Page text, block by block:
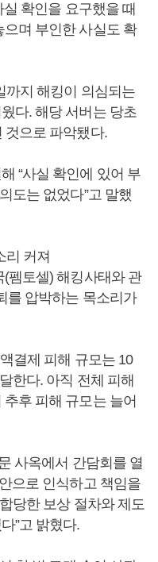
확인을 요구했을 때
며 부인한 사실도 확
까지 해킹이 의심되는
다. 해당 서버는 당초
것으로 파악됐다.
“사실 확인에 있어 부
도는 없었다”고 말했
리 커져
펨토셀) 해킹사태와 관
를 압박하는 목소리가
결제 피해 규모는 10
한다. 아직 전체 피해
후 피해 규모는 늘어
사옥에서 간담회를 열
으로 인식하고 책임을
당한 보상 절차와 제도
”고 밝혔다.